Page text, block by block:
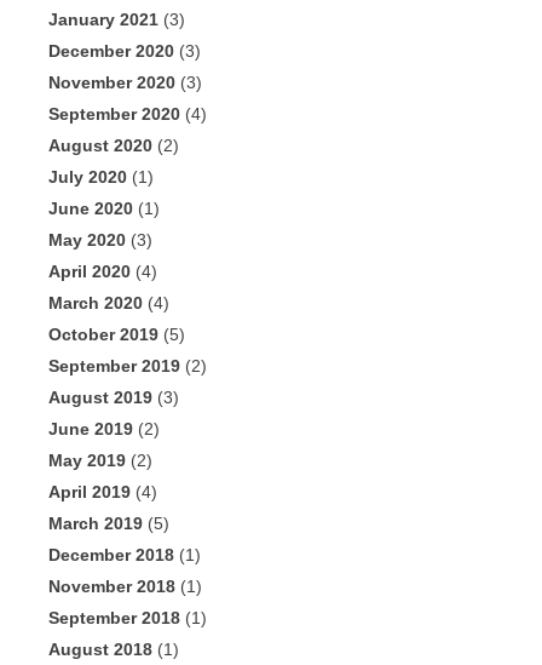
January 2021 (3)
December 2020 (3)
November 2020 (3)
September 2020 (4)
August 2020 (2)
July 2020 (1)
June 2020 (1)
May 2020 (3)
April 2020 (4)
March 2020 (4)
October 2019 (5)
September 2019 (2)
August 2019 (3)
June 2019 (2)
May 2019 (2)
April 2019 (4)
March 2019 (5)
December 2018 (1)
November 2018 (1)
September 2018 (1)
August 2018 (1)